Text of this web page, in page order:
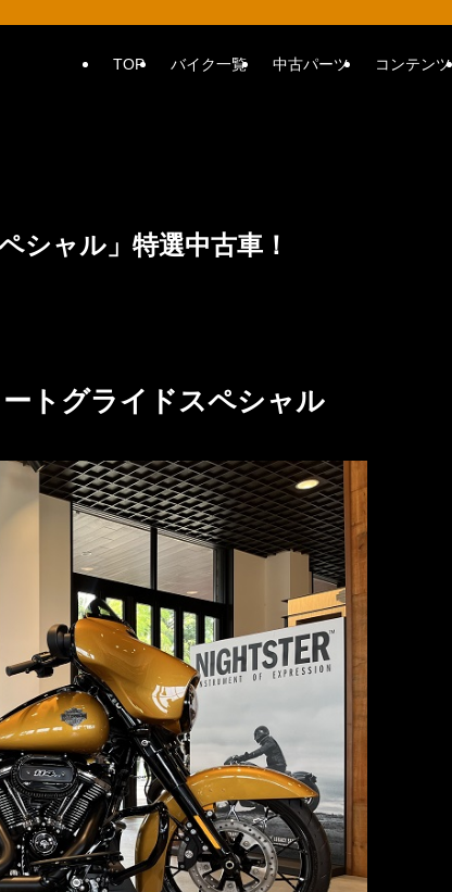
TOP バイク一覧 中古パーツ コンテンツ
シャル」特選中古車！
トグライドスペシャル